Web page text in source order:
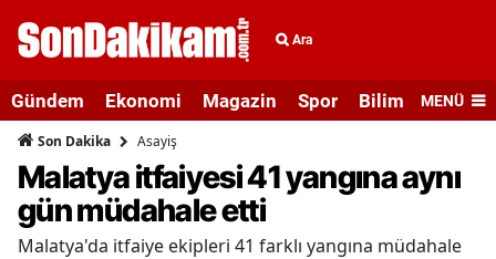
Ara
Gündem Ekonomi Magazin Spor Bilim veMENÜ
Son Dakika Asayiş
Malatya itfaiyesi 41 yangına aynı
gün müdahale etti
Malatya'da itfaiye ekipleri 41 farklı yangına müdahale